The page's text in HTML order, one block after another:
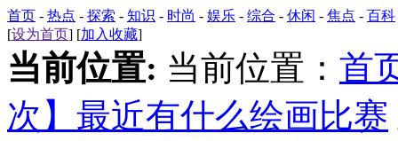
首页 - 热点 - 探索 - 知识 - 时尚 - 娱乐 - 综合 - 休闲 - 焦点 - 百科
[设为首页] [加入收藏]
当前位置: 当前位置： 首
次】最近有什么绘画比赛